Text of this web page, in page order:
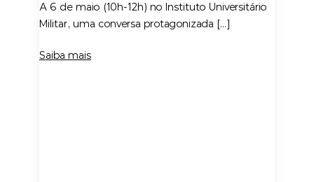
A 6 de maio (10h-12h) no Instituto Universitário
Militar, uma conversa protagonizada […]
Saiba mais